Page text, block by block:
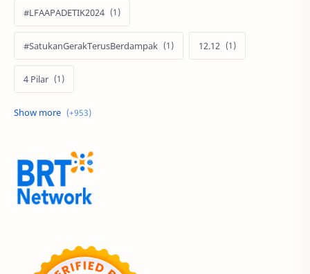
#LFAAPADETIK2024
#SatukanGerakTerusBerdampak 12.12
4 Pilar
60 Tahun
Adenanta Putra
Adventorial